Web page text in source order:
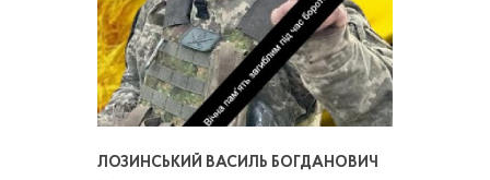
ЛОЗИНСЬКИЙ ВАСИЛЬ БОГДАНОВИЧ